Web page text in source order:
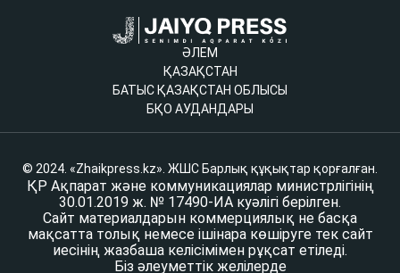
ӘЛЕМ
ҚАЗАҚСТАН
БАТЫС ҚАЗАҚСТАН ОБЛЫСЫ
БҚО АУДАНДАРЫ
© 2024. «Zhaikpress.kz». ЖШС Барлық құқықтар қорғалған.
ҚР Ақпарат және коммуникациялар министрлігінің
30.01.2019 ж. № 17490-ИА куәлігі берілген.
Сайт материалдарын коммерциялық не басқа
мақсатта толық немесе ішінара көшіруге тек сайт
иесінің жазбаша келісімімен рұқсат етіледі.
Біз әлеуметтік желілерде